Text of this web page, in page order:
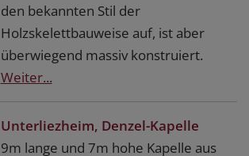
den bekannten Stil der
Holzskelettbauweise auf, ist aber
überwiegend massiv konstruiert.
Weiter...
Unterliezheim, Denzel-Kapelle
9m lange und 7m hohe Kapelle aus